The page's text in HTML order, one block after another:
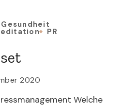
Gesundheit
PR
2020
Welche